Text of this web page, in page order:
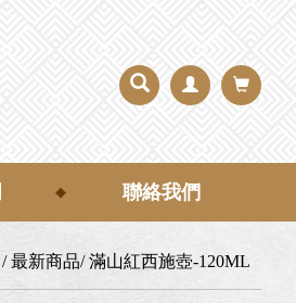
聯絡我們
最新商品 滿山紅西施壺-120ML